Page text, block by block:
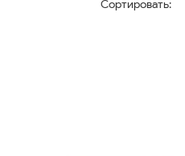
Сортировать: